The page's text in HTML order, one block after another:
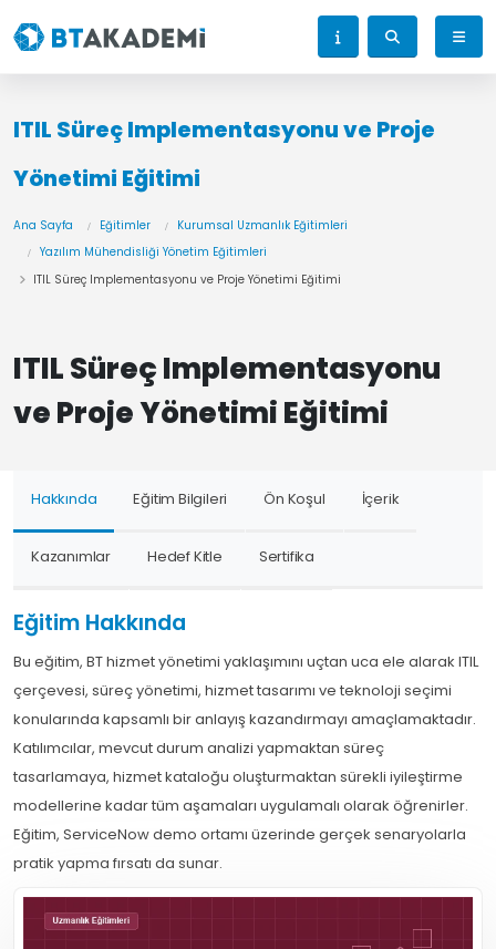
ITIL Süreç Implementasyonu ve Proje
Yönetimi Eğitimi
Ana Sayfa Eğitimler
Kurumsal Uzmanlık Eğitimleri
Yazılım Mühendisliği Yönetim Eğitimleri
ITIL Süreç Implementasyonu ve Proje Yönetimi Eğitimi
ITIL Süreç Implementasyonu
ve Proje Yönetimi Eğitimi
Hakkında Eğitim Bilgileri Ön Koşul İçerik
Kazanımlar Hedef Kitle Sertifika
Eğitim Hakkında
Bu eğitim, BT hizmet yönetimi yaklaşımını uçtan uca ele alarak ITIL
çerçevesi, süreç yönetimi, hizmet tasarımı ve teknoloji seçimi
konularında kapsamlı bir anlayış kazandırmayı amaçlamaktadır.
Katılımcılar, mevcut durum analizi yapmaktan süreç
tasarlamaya, hizmet kataloğu oluşturmaktan sürekli iyileştirme
modellerine kadar tüm aşamaları uygulamalı olarak öğrenirler.
Eğitim, ServiceNow demo ortamı üzerinde gerçek senaryolarla
pratik yapma fırsatı da sunar.